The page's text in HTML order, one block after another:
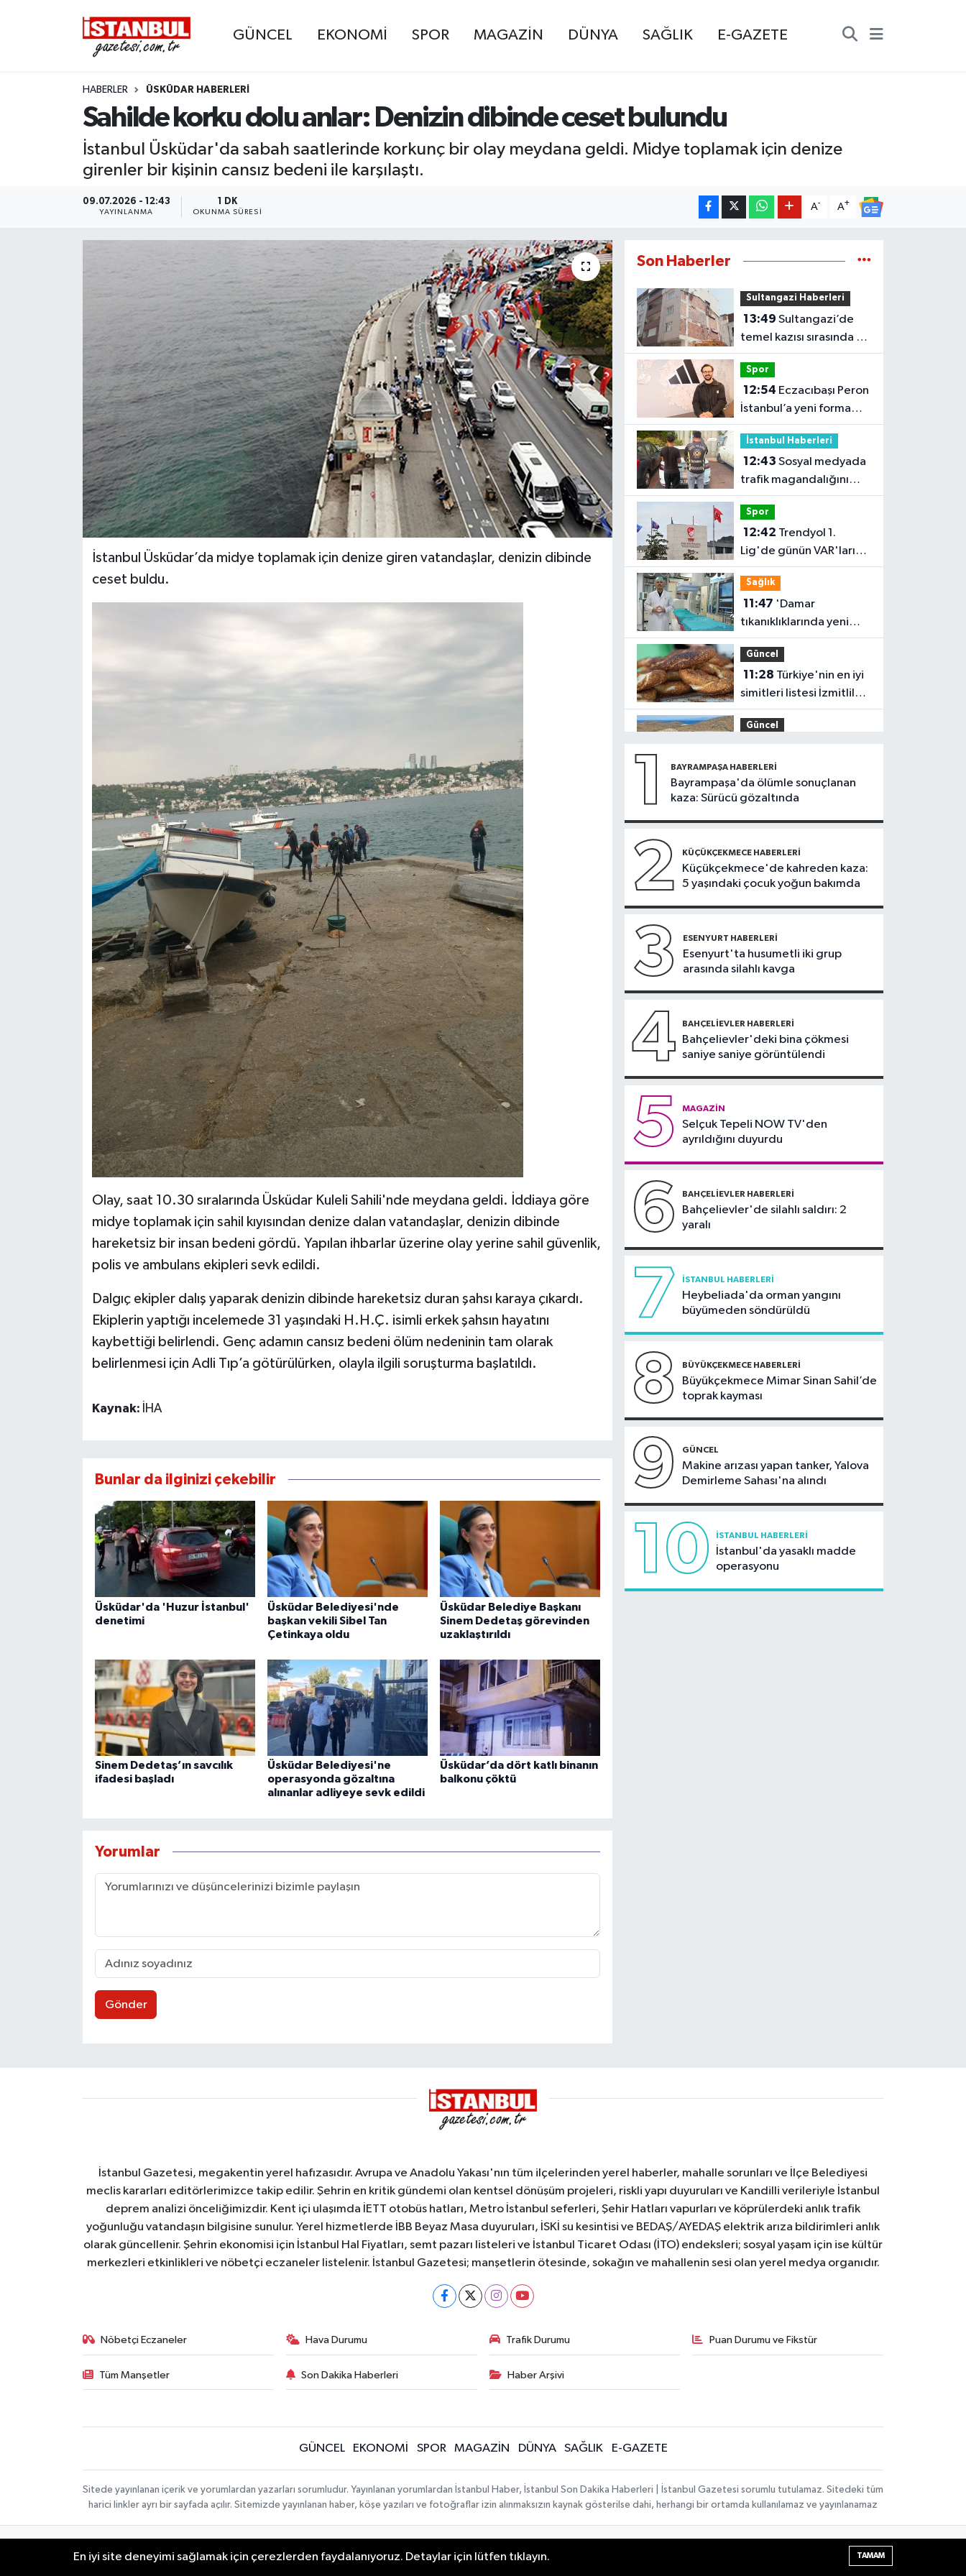
GÜNCEL EKONOMİ SPOR MAGAZİN DÜNYA SAĞLIK E-GAZETE
HABERLER ÜSKÜDAR HABERLERI
Sahilde korku dolu anlar: Denizin dibinde ceset bulundu
İstanbul Üsküdar'da sabah saatlerinde korkunç bir olay meydana geldi. Midye toplamak için denize
girenler bir kişinin cansız bedeni ile karşılaştı.
09.07.2026 - 12:43
YAYINLANMA
1 DK
OKUNMA SÜRESI
A- A+
İstanbul Üsküdar’da midye toplamak için denize giren vatandaşlar, denizin dibinde
ceset buldu.
Olay, saat 10.30 sıralarında Üsküdar Kuleli Sahili'nde meydana geldi. İddiaya göre
midye toplamak için sahil kıyısından denize dalan vatandaşlar, denizin dibinde
hareketsiz bir insan bedeni gördü. Yapılan ihbarlar üzerine olay yerine sahil güvenlik,
polis ve ambulans ekipleri sevk edildi.
Dalgıç ekipler dalış yaparak denizin dibinde hareketsiz duran şahsı karaya çıkardı.
Ekiplerin yaptığı incelemede 31 yaşındaki H.H.Ç. isimli erkek şahsın hayatını
kaybettiği belirlendi. Genç adamın cansız bedeni ölüm nedeninin tam olarak
belirlenmesi için Adli Tıp’a götürülürken, olayla ilgili soruşturma başlatıldı.
Kaynak: İHA
Bunlar da ilginizi çekebilir
Üsküdar'da 'Huzur İstanbul'
denetimi
Üsküdar Belediyesi'nde
başkan vekili Sibel Tan
Çetinkaya oldu
Üsküdar Belediye Başkanı
Sinem Dedetaş görevinden
uzaklaştırıldı
Sinem Dedetaş’ın savcılık
ifadesi başladı
Üsküdar Belediyesi'ne
operasyonda gözaltına
alınanlar adliyeye sevk edildi
Üsküdar’da dört katlı binanın
balkonu çöktü
Yorumlar
Gönder
Son Haberler
Sultangazi Haberleri
13:49
temel kazısı sırasında 2
bina tahliye edildi
Spor
12:54
İstanbul’a yeni forma
sponsoru
İstanbul Haberleri
12:43
trafik magandalığını
özendirdi, ehliyetinden
oldu: 72 bin lira ceza
Spor
12:42
Lig'de günün VAR'ları
açıklandı
Sağlık
11:47
tıkanıklıklarında yeni
teknolojiyle uzuv
kayıpları önleniyor'
Güncel
11:28
simitleri listesi İzmitlileri
kızdırdı
Güncel
denizin içinden
yürüyerek geçiyorlar
Güncel
şekilleniyor’
Sağlık
10:45Aşırı sıcakta
bakımsız klima
olabilir
Spor
10:42TAYK-Eker
Olympos Regatta
Yelken Yarışları'nda ilk
oldu
1 BAYRAMPAŞA HABERLERI
Bayrampaşa'da ölümle sonuçlanan
kaza: Sürücü gözaltında
2 KÜÇÜKÇEKMECE HABERLERI
Küçükçekmece'de kahreden kaza:
5 yaşındaki çocuk yoğun bakımda
3 ESENYURT HABERLERI
Esenyurt'ta husumetli iki grup
arasında silahlı kavga
4 BAHÇELIEVLER HABERLERI
Bahçelievler'deki bina çökmesi
saniye saniye görüntülendi
5 MAGAZIN
Selçuk Tepeli NOW TV'den
ayrıldığını duyurdu
6 BAHÇELIEVLER HABERLERI
Bahçelievler'de silahlı saldırı: 2
yaralı
7 İSTANBUL HABERLERI
Heybeliada'da orman yangını
büyümeden söndürüldü
8 BÜYÜKÇEKMECE HABERLERI
Büyükçekmece Mimar Sinan Sahil’de
toprak kayması
9 GÜNCEL
Makine arızası yapan tanker, Yalova
Demirleme Sahası'na alındı
10 İSTANBUL HABERLERI
İstanbul'da yasaklı madde
operasyonu
İstanbul Gazetesi, megakentin yerel hafızasıdır. Avrupa ve Anadolu Yakası'nın tüm ilçelerinden yerel haberler, mahalle sorunları ve İlçe Belediyesi
meclis kararları editörlerimizce takip edilir. Şehrin en kritik gündemi olan kentsel dönüşüm projeleri, riskli yapı duyuruları ve Kandilli verileriyle İstanbul
deprem analizi önceliğimizdir. Kent içi ulaşımda İETT otobüs hatları, Metro İstanbul seferleri, Şehir Hatları vapurları ve köprülerdeki anlık trafik
yoğunluğu vatandaşın bilgisine sunulur. Yerel hizmetlerde İBB Beyaz Masa duyuruları, İSKİ su kesintisi ve BEDAŞ/AYEDAŞ elektrik arıza bildirimleri anlık
olarak güncellenir. Şehrin ekonomisi için İstanbul Hal Fiyatları, semt pazarı listeleri ve İstanbul Ticaret Odası (İTO) endeksleri; sosyal yaşam için ise kültür
merkezleri etkinlikleri ve nöbetçi eczaneler listelenir. İstanbul Gazetesi; manşetlerin ötesinde, sokağın ve mahallenin sesi olan yerel medya organıdır.
Nöbetçi Eczaneler Hava Durumu Trafik Durumu Puan Durumu ve Fikstür
Tüm Manşetler Son Dakika Haberleri Haber Arşivi
GÜNCEL EKONOMİ SPOR MAGAZİN DÜNYA SAĞLIK E-GAZETE
Sitede yayınlanan içerik ve yorumlardan yazarları sorumludur. Yayınlanan yorumlardan İstanbul Haber, İstanbul Son Dakika Haberleri | İstanbul Gazetesi sorumlu tutulamaz. Sitedeki tüm
harici linkler ayrı bir sayfada açılır. Sitemizde yayınlanan haber, köşe yazıları ve fotoğraflar izin alınmaksızın kaynak gösterilse dahi, herhangi bir ortamda kullanılamaz ve yayınlanamaz
| Copyright © 2026
En iyi site deneyimi sağlamak için çerezlerden faydalanıyoruz. Detaylar için lütfen tıklayın. TAMAM
EKONOMİ
İSTANBUL
MAGAZİN
KÜLTÜR SANAT
BİLİM VE TEKNOLOJİ
OTOMOBİL
KURUMSAL
Nöbetçi Eczaneler
Hava Durumu
Trafik Durumu
Süper Lig Puan Durumu ve Fikstür
Tüm Manşetler
Son Dakika Haberleri